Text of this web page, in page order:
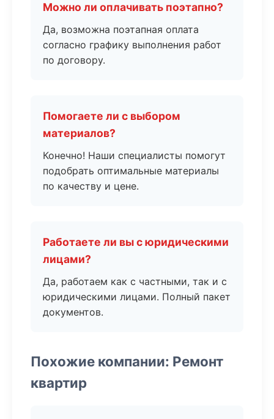
Можно ли оплачивать поэтапно?
Да, возможна поэтапная оплата
согласно графику выполнения работ
по договору.
Помогаете ли с выбором
материалов?
Конечно! Наши специалисты помогут
подобрать оптимальные материалы
по качеству и цене.
Работаете ли вы с юридическими
лицами?
Да, работаем как с частными, так и с
юридическими лицами. Полный пакет
документов.
Похожие компании: Ремонт
квартир